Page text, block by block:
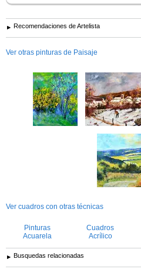
Recomendaciones de Artelista
Ver otras pinturas de Paisaje
Ver cuadros con otras técnicas
Pinturas
Acuarela
Cuadros
Acrílico
Busquedas relacionadas